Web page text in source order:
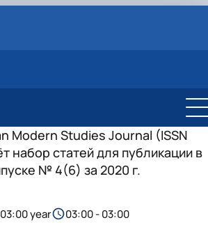
Навчально-наукова лабораторія
та ЕНКкафедри
ПРАКТИЧНІ КОНФЕРЕНЦІЇ
Modern Studies Journal (ISSN
набор статей для публикации в
№ 4(6) за 2020 г.
year
03:00 - 03:00